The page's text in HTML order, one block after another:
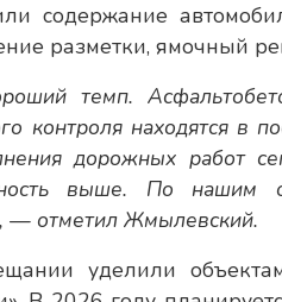
содержание
разметки, ямочный
темп.
контроля находятся в
дорожных работ
выше. По нашим
— отметил Жмылевский.
уделили